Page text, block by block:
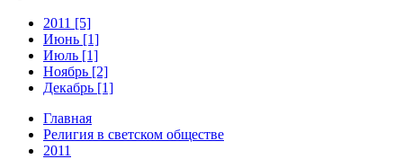
2011 [5]
Июнь [1]
Июль [1]
Ноябрь [2]
Декабрь [1]
Главная
Религия в светском обществе
2011